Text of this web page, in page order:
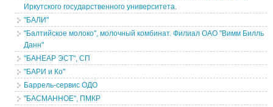
Иркутского государственного университета.
"БАЛИ"
"Балтийское молоко", молочный комбинат. Филиал ОАО "Вимм Билль
Данн"
"БАНЕАР ЭСТ", СП
"БАРИ и Ко"
Баррель-сервис ОДО
"БАСМАННОЕ", ПМКР